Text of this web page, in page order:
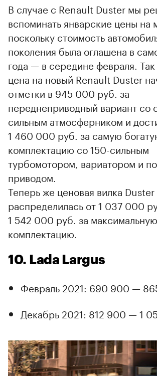
В случае с Renault Duster мы
вспоминать январские цены на
поскольку стоимость
поколения была оглашена в
года — в середине февраля. Так
цена на новый Renault Duster
отметки в 945 000 руб. за
переднеприводный вариант со
сильным атмосферником и
1 460 000 руб. за самую
комплектацию со 150-сильным
турбомотором, вариатором и
приводом.
Теперь же ценовая вилка Duster
распределилась от 1 037 000
1 542 000 руб. за максимальную
комплектацию.
10. Lada Largus
Февраль 2021: 690 900 —
Декабрь 2021: 812 900 — 1